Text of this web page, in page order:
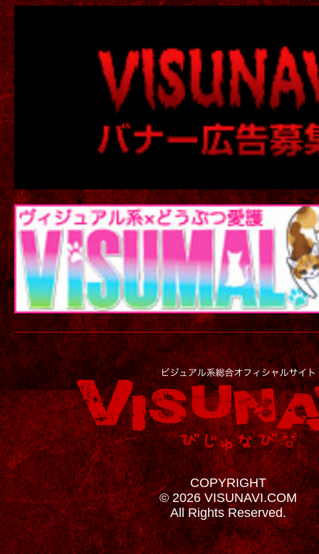
COPYRIGHT
© 2026 VISUNAVI.COM
All Rights Reserved.